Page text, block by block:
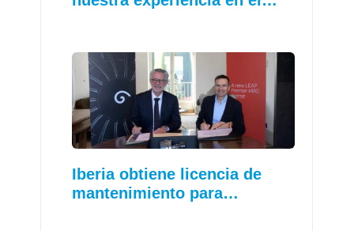
Iberia obtiene licencia de
mantenimiento para…